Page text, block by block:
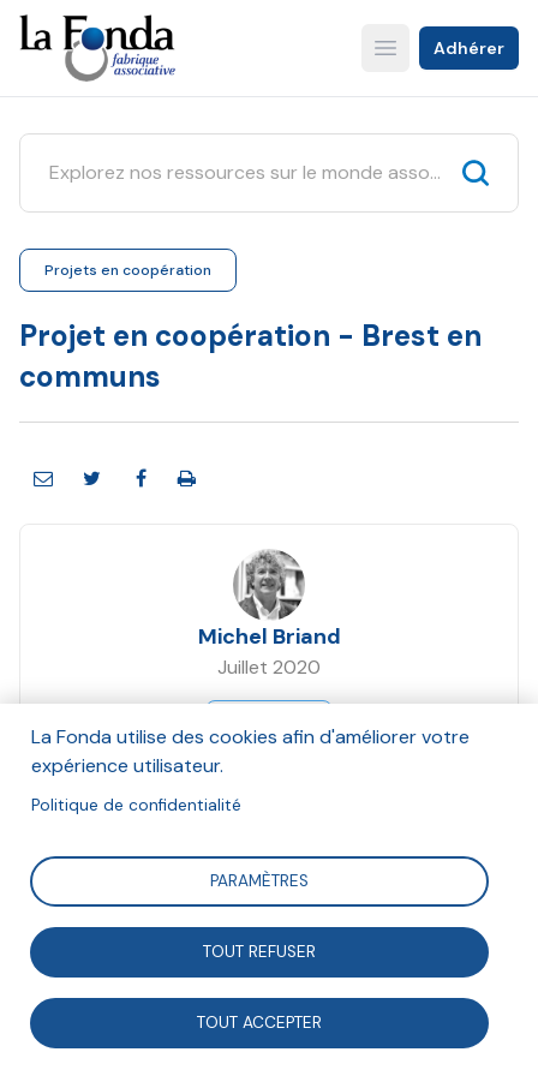
Aller
au
contenu
principal
Open main menu
Adhérer
Projets en coopération
Projet en coopération - Brest en
communs
Michel Briand
Juillet 2020
Suivre
Fonda souhaite valoriser les coopérations pluri-
acteurs qui sont mises en oeuvre. Cette fiche montre
comment des acteurs se mobilisent pour diffuser la
culture des communs, notamment au travers du
festival "Brest en communs".
La Fonda utilise des cookies afin d'améliorer votre
expérience utilisateur.
Politique de confidentialité
PARAMÈTRES
TOUT REFUSER
TOUT ACCEPTER